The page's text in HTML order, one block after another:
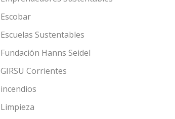
Escobar
Escuelas Sustentables
Fundación Hanns Seidel
GIRSU Corrientes
incendios
Limpieza